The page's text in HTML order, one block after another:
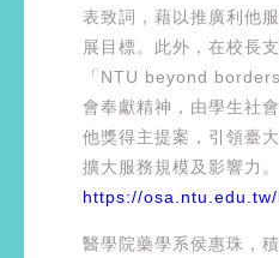
表致詞，藉以推廣利他
展目標。此外，在校長
「NTU beyond
會奉獻精神，由學生社
他獎得主提案，引領臺
擴大服務規模及影響力
https://osa.ntu.edu.tw/
醫學院藥學系侯惠珠，